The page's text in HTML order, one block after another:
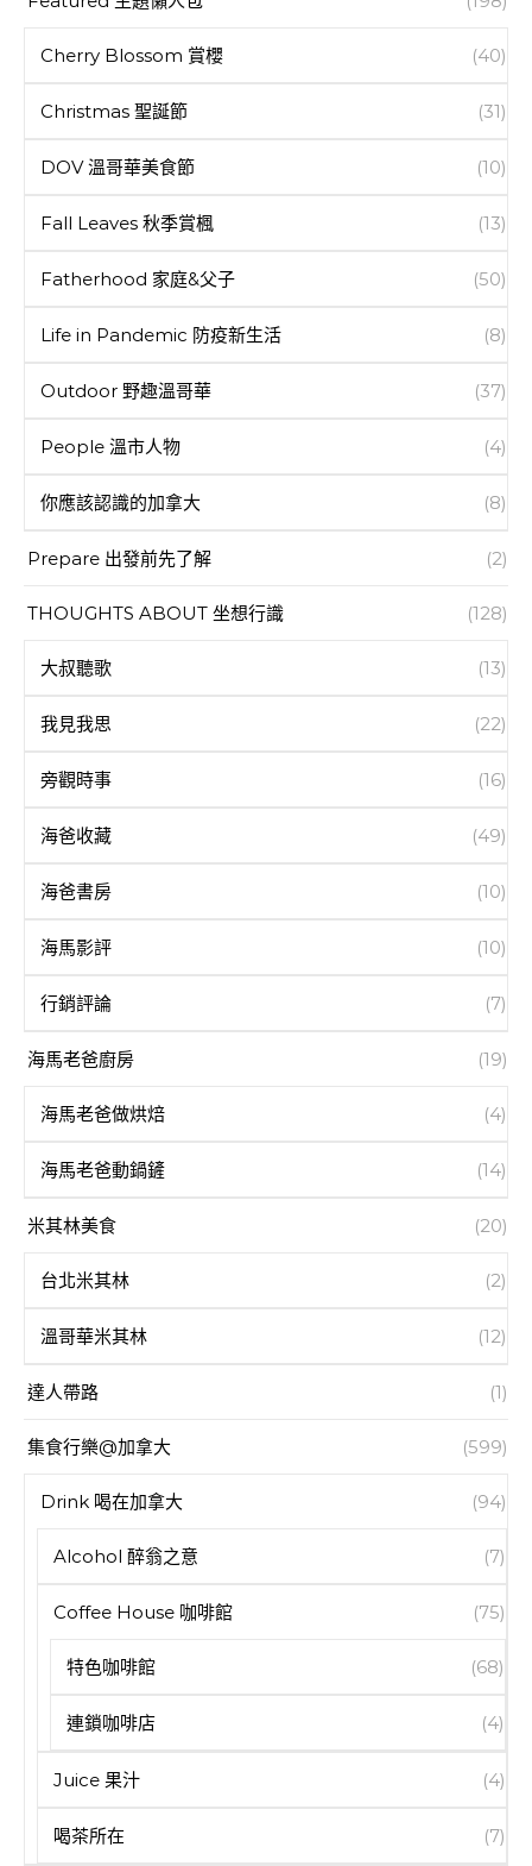
Cherry Blossom 賞櫻 (40)
Christmas 聖誕節 (31)
DOV 溫哥華美食節 (10)
Fall Leaves 秋季賞楓 (13)
Fatherhood 家庭&父子 (50)
Life in Pandemic 防疫新生活 (8)
Outdoor 野趣溫哥華 (37)
People 溫市人物 (4)
你應該認識的加拿大 (8)
Prepare 出發前先了解 (2)
THOUGHTS ABOUT 坐想行識 (128)
大叔聽歌 (13)
我見我思 (22)
旁觀時事 (16)
海爸收藏 (49)
海爸書房 (10)
海馬影評 (10)
行銷評論 (7)
海馬老爸廚房 (19)
海馬老爸做烘焙 (4)
海馬老爸動鍋鏟 (14)
米其林美食 (20)
台北米其林 (2)
溫哥華米其林 (12)
達人帶路 (1)
集食行樂@加拿大 (599)
Drink 喝在加拿大 (94)
Alcohol 醉翁之意 (7)
Coffee House 咖啡館 (75)
特色咖啡館 (68)
連鎖咖啡店 (4)
Juice 果汁 (4)
喝茶所在 (7)